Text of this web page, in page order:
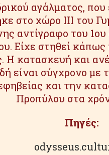
αγάλματος,
στο χώρο ΙΙΙ του
αντίγραφο του
Είχε στηθεί
Η κατασκευή και
είναι σύγχρονο
και την
Προπύλου στα
Πηγές: